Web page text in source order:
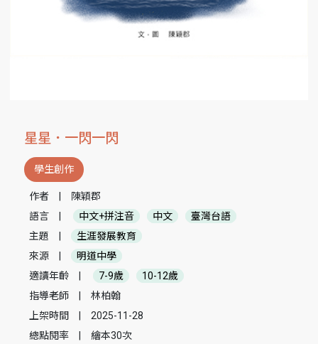
星星．一閃一閃
學生創作
作者
陳穎郡
語言
中文+拼注音 中文
臺灣台語
主題
生涯發展教育
來源
明道中學
適讀年齡
7-9歲
10-12歲
指導老師
林柏翰
上架時間
2025-11-28
總點閱率
繪本30次